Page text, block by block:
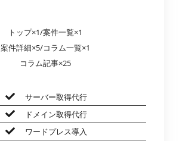
トップ×1/案件一覧×1
案件詳細×5/コラム一覧×1
コラム記事×25
サーバー取得代行
ドメイン取得代行
ワードプレス導入